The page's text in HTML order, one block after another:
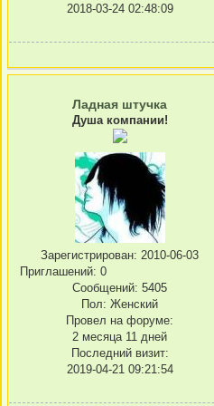
2018-03-24 02:48:09
Ладная штучка
Душа компании!
Зарегистрирован: 2010-06-03
Приглашений: 0
Сообщений: 5405
Пол: Женский
Провел на форуме:
2 месяца 11 дней
Последний визит:
2019-04-21 09:21:54